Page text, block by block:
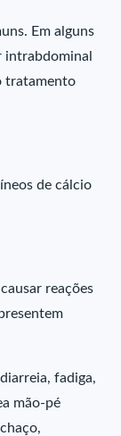
Em alguns
intrabdominal
tratamento
de cálcio
reações
fadiga,
mão-pé